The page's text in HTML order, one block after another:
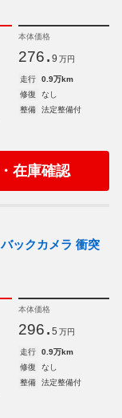
本体価格
276. 9 万円
走行
0.9万km
修復
なし
整備
法定整備付
在庫確認
ックカメラ 衝突
本体価格
296. 5 万円
走行
0.9万km
修復
なし
整備
法定整備付